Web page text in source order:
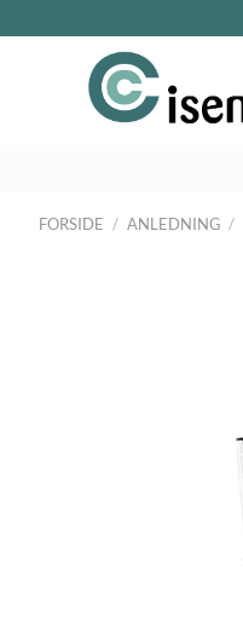
FORSIDE / ANLEDNING /